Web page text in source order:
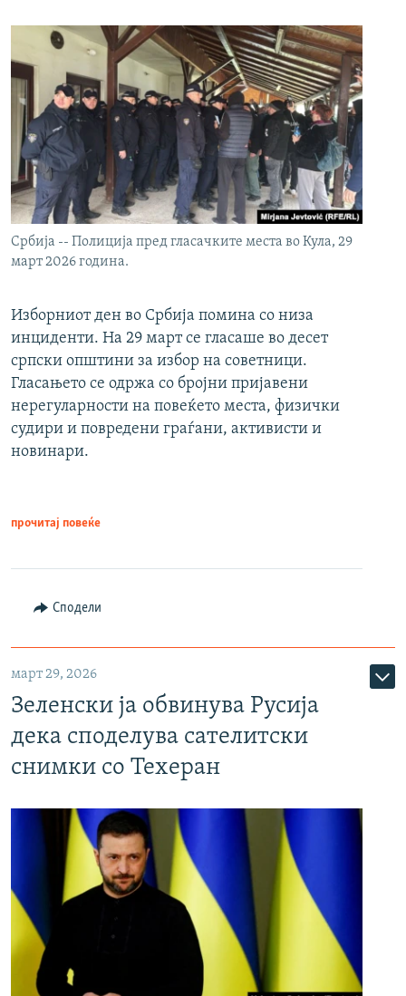
Србија -- Полиција пред гласачките места во Кула, 29
март 2026 година.
Изборниот ден во Србија помина со низа
инциденти. На 29 март се гласаше во десет
српски општини за избор на советници.
Гласањето се одржа со бројни пријавени
нерегуларности на повеќето места, физички
судири и повредени граѓани, активисти и
новинари.
прочитај повеќе
Сподели
март 29, 2026
Зеленски ја обвинува Русија
дека споделува сателитски
снимки со Техеран